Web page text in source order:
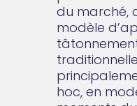
du marché,
modèle
hoc, en